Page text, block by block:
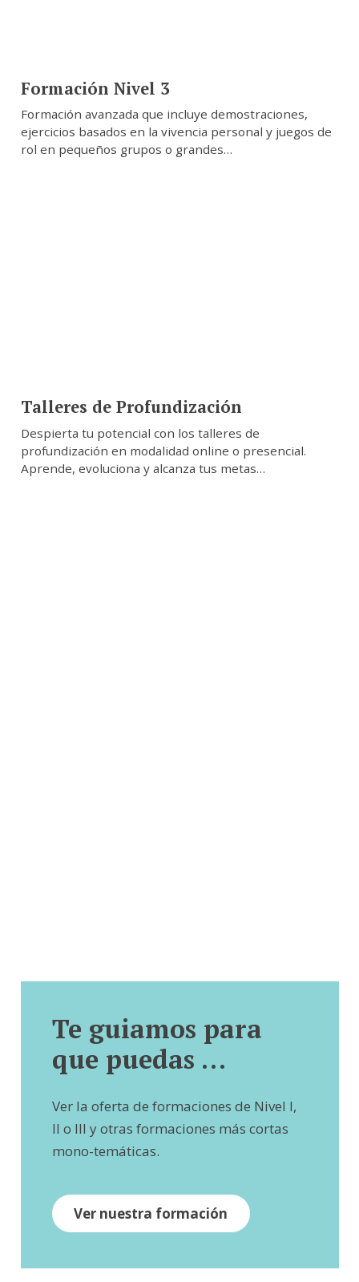
Formación Nivel 3
Formación avanzada que incluye demostraciones,
ejercicios basados en la vivencia personal y juegos de
rol en pequeños grupos o grandes…
Talleres de Profundización
Despierta tu potencial con los talleres de
profundización en modalidad online o presencial.
Aprende, evoluciona y alcanza tus metas…
Te guiamos para
que puedas …
Ver la oferta de formaciones de Nivel I,
II o III y otras formaciones más cortas
mono-temáticas.
Ver nuestra formación